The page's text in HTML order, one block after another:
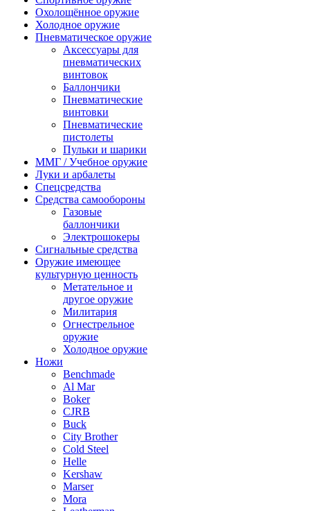
Охолощённое оружие
Холодное оружие
Пневматическое оружие
Аксессуары для
пневматических
винтовок
Баллончики
Пневматические
винтовки
Пневматические
пистолеты
Пульки и шарики
ММГ / Учебное оружие
Луки и арбалеты
Спецсредства
Средства самообороны
Газовые
баллончики
Электрошокеры
Сигнальные средства
Оружие имеющее
культурную ценность
Метательное и
другое оружие
Милитария
Огнестрельное
оружие
Холодное оружие
Ножи
Benchmade
Al Mar
Boker
CJRB
Buck
City Brother
Cold Steel
Helle
Kershaw
Marser
Mora